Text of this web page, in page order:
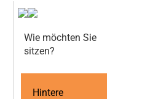
Wie möchten Sie
sitzen?
Hintere